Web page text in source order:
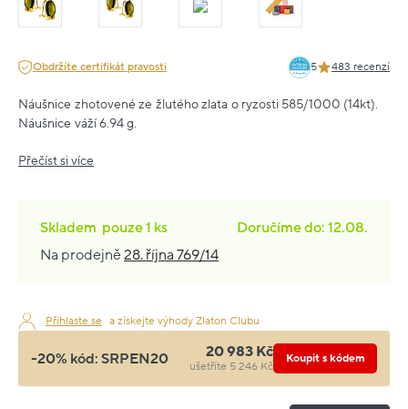
Obdržíte certifikát pravosti 5 483 recenzí
Náušnice zhotovené ze žlutého zlata o ryzosti 585/1000 (14kt).
Náušnice váží 6.94 g.
Přečíst si více
Skladem pouze1 ks
Doručíme do: 12.08.
Na prodejně28. října 769/14
Přihlaste se a získejte výhody Zlaton Clubu
-20% kód: SRPEN20 20 983 Kč
ušetříte 5 246 Kč
Koupit s kódem